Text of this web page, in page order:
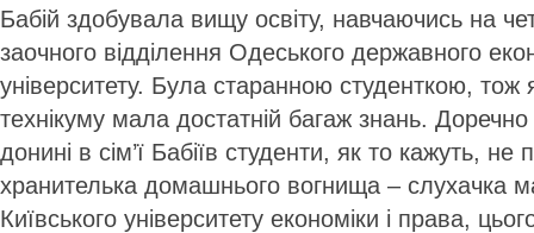
Бабій здобувала вищу освіту, навчаючись на
заочного відділення Одеського державного
університету. Була старанною студенткою,
технікуму мала достатній багаж знань.
донині в сім’ї Бабіїв студенти, як то кажуть, не
хранителька домашнього вогнища – слухачка
Київського університету економіки і права,